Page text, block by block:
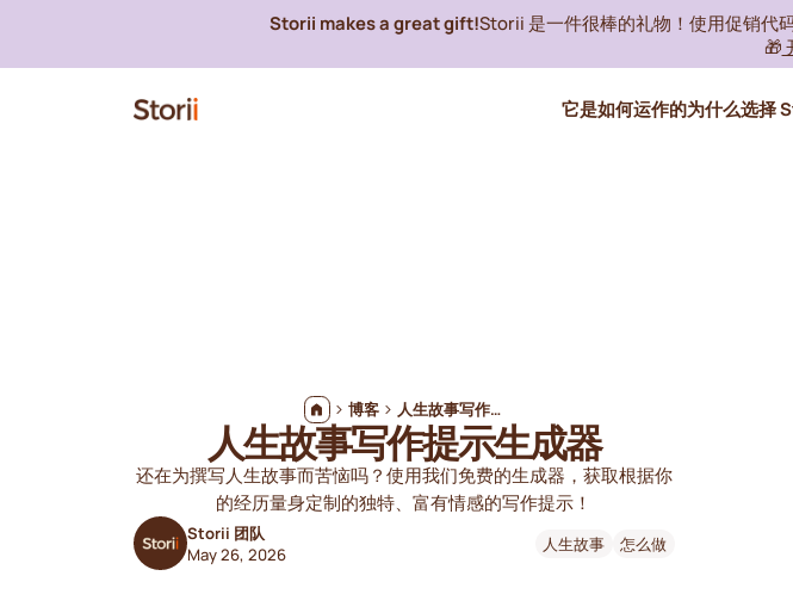
Storii makes a great gift!Storii 是一件很棒的礼物！使用促销代
🎁
它是如何运作的为什么选择
博客 人生故事写作提示生成器
人生故事写作提示生成器
还在为撰写人生故事而苦恼吗？使用我们免费的生成器，获取根据你
的经历量身定制的独特、富有情感的写作提示！
Storii 团队
May 26, 2026
人生故事 怎么做